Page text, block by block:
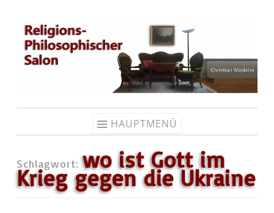
Zum
Inhalt
springen
HAUPTMENÜ
Schlagwort:wo ist Gott im
Krieg gegen die Ukraine